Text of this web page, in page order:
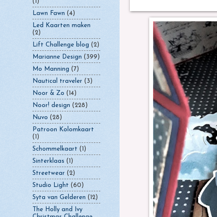
Lawn Fawn (4)
Led Kaarten maken
(2)
Lift Challenge blog (2)
Marianne Design (399)
Mo Manning (7)
Nautical traveler (3)
Noor & Zo (14)
Noor! design (228)
Nuvo (28)
Patroon Kolomkaart
(1)
Schommelkaart (1)
Sinterklaas (1)
Streetwear (2)
Studio Light (60)
Syta van Gelderen (12)
The Holly and Ivy